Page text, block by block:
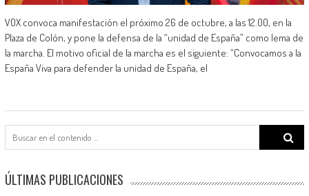
VOX convoca manifestación el próximo 26 de octubre, a las 12.00, en la
Plaza de Colón, y pone la defensa de la “unidad de España” como lema de
la marcha. El motivo oficial de la marcha es el siguiente: “Convocamos a la
España Viva para defender la unidad de España, el
Search
for:
ÚLTIMAS PUBLICACIONES